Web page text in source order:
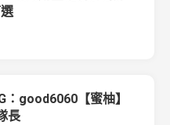
good6060【蜜柚】
長